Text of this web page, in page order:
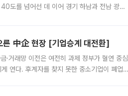
도를 넘어선 데 이어 경기 하남과 전남 광양
른 中企 현장 [기업승계 대전환]
·거래망 이전은 여전히 과제 정부가 혈연 중심
연다. 후계자를 찾지 못한 중소기업이 폐업